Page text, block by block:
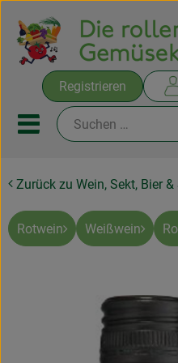
Registrieren
Mobiles
Ökokisten
Rezepte
NEUES & ANGEBOTE
Zurück zu Wein, Sekt, Bier
Rotwein Weißwein